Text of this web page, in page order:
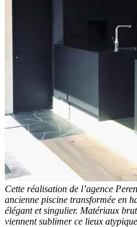
Cette réalisation de l’agence
ancienne piscine transformée en
élégant et singulier. Matériaux
viennent sublimer ce lieux